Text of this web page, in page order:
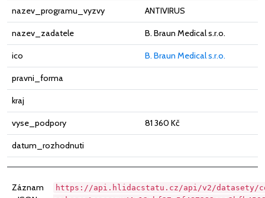
nazev_programu_vyzvy ANTIVIRUS
nazev_zadatele B. Braun Medical s.r.o.
ico B. Braun Medical s.r.o.
pravni_forma
kraj
vyse_podpory 81 360 Kč
datum_rozhodnuti
Záznam
https://api.hlidacstatu.cz/api/v2/datasety/